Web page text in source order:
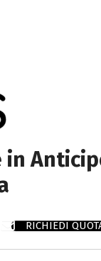
RICHIEDI